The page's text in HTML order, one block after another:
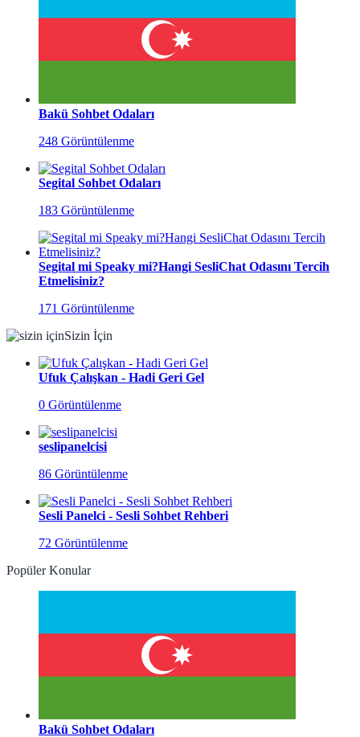
Bakü Sohbet Odaları
248 Görüntülenme
Segital Sohbet Odaları
183 Görüntülenme
Segital mi Speaky mi?Hangi SesliChat Odasını Tercih
Etmelisiniz?
171 Görüntülenme
Sizin İçin
Ufuk Çalışkan - Hadi Geri Gel
0 Görüntülenme
seslipanelcisi
86 Görüntülenme
Sesli Panelci - Sesli Sohbet Rehberi
72 Görüntülenme
Popüler Konular
Bakü Sohbet Odaları